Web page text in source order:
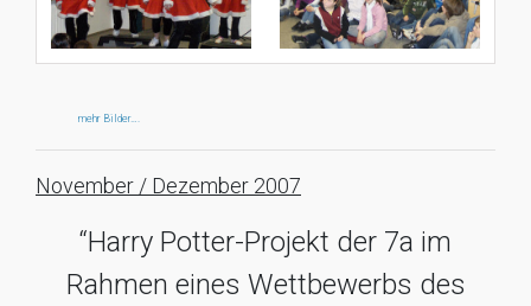
mehr Bilder….
November / Dezember 2007
“Harry Potter-Projekt der 7a im
Rahmen eines Wettbewerbs des